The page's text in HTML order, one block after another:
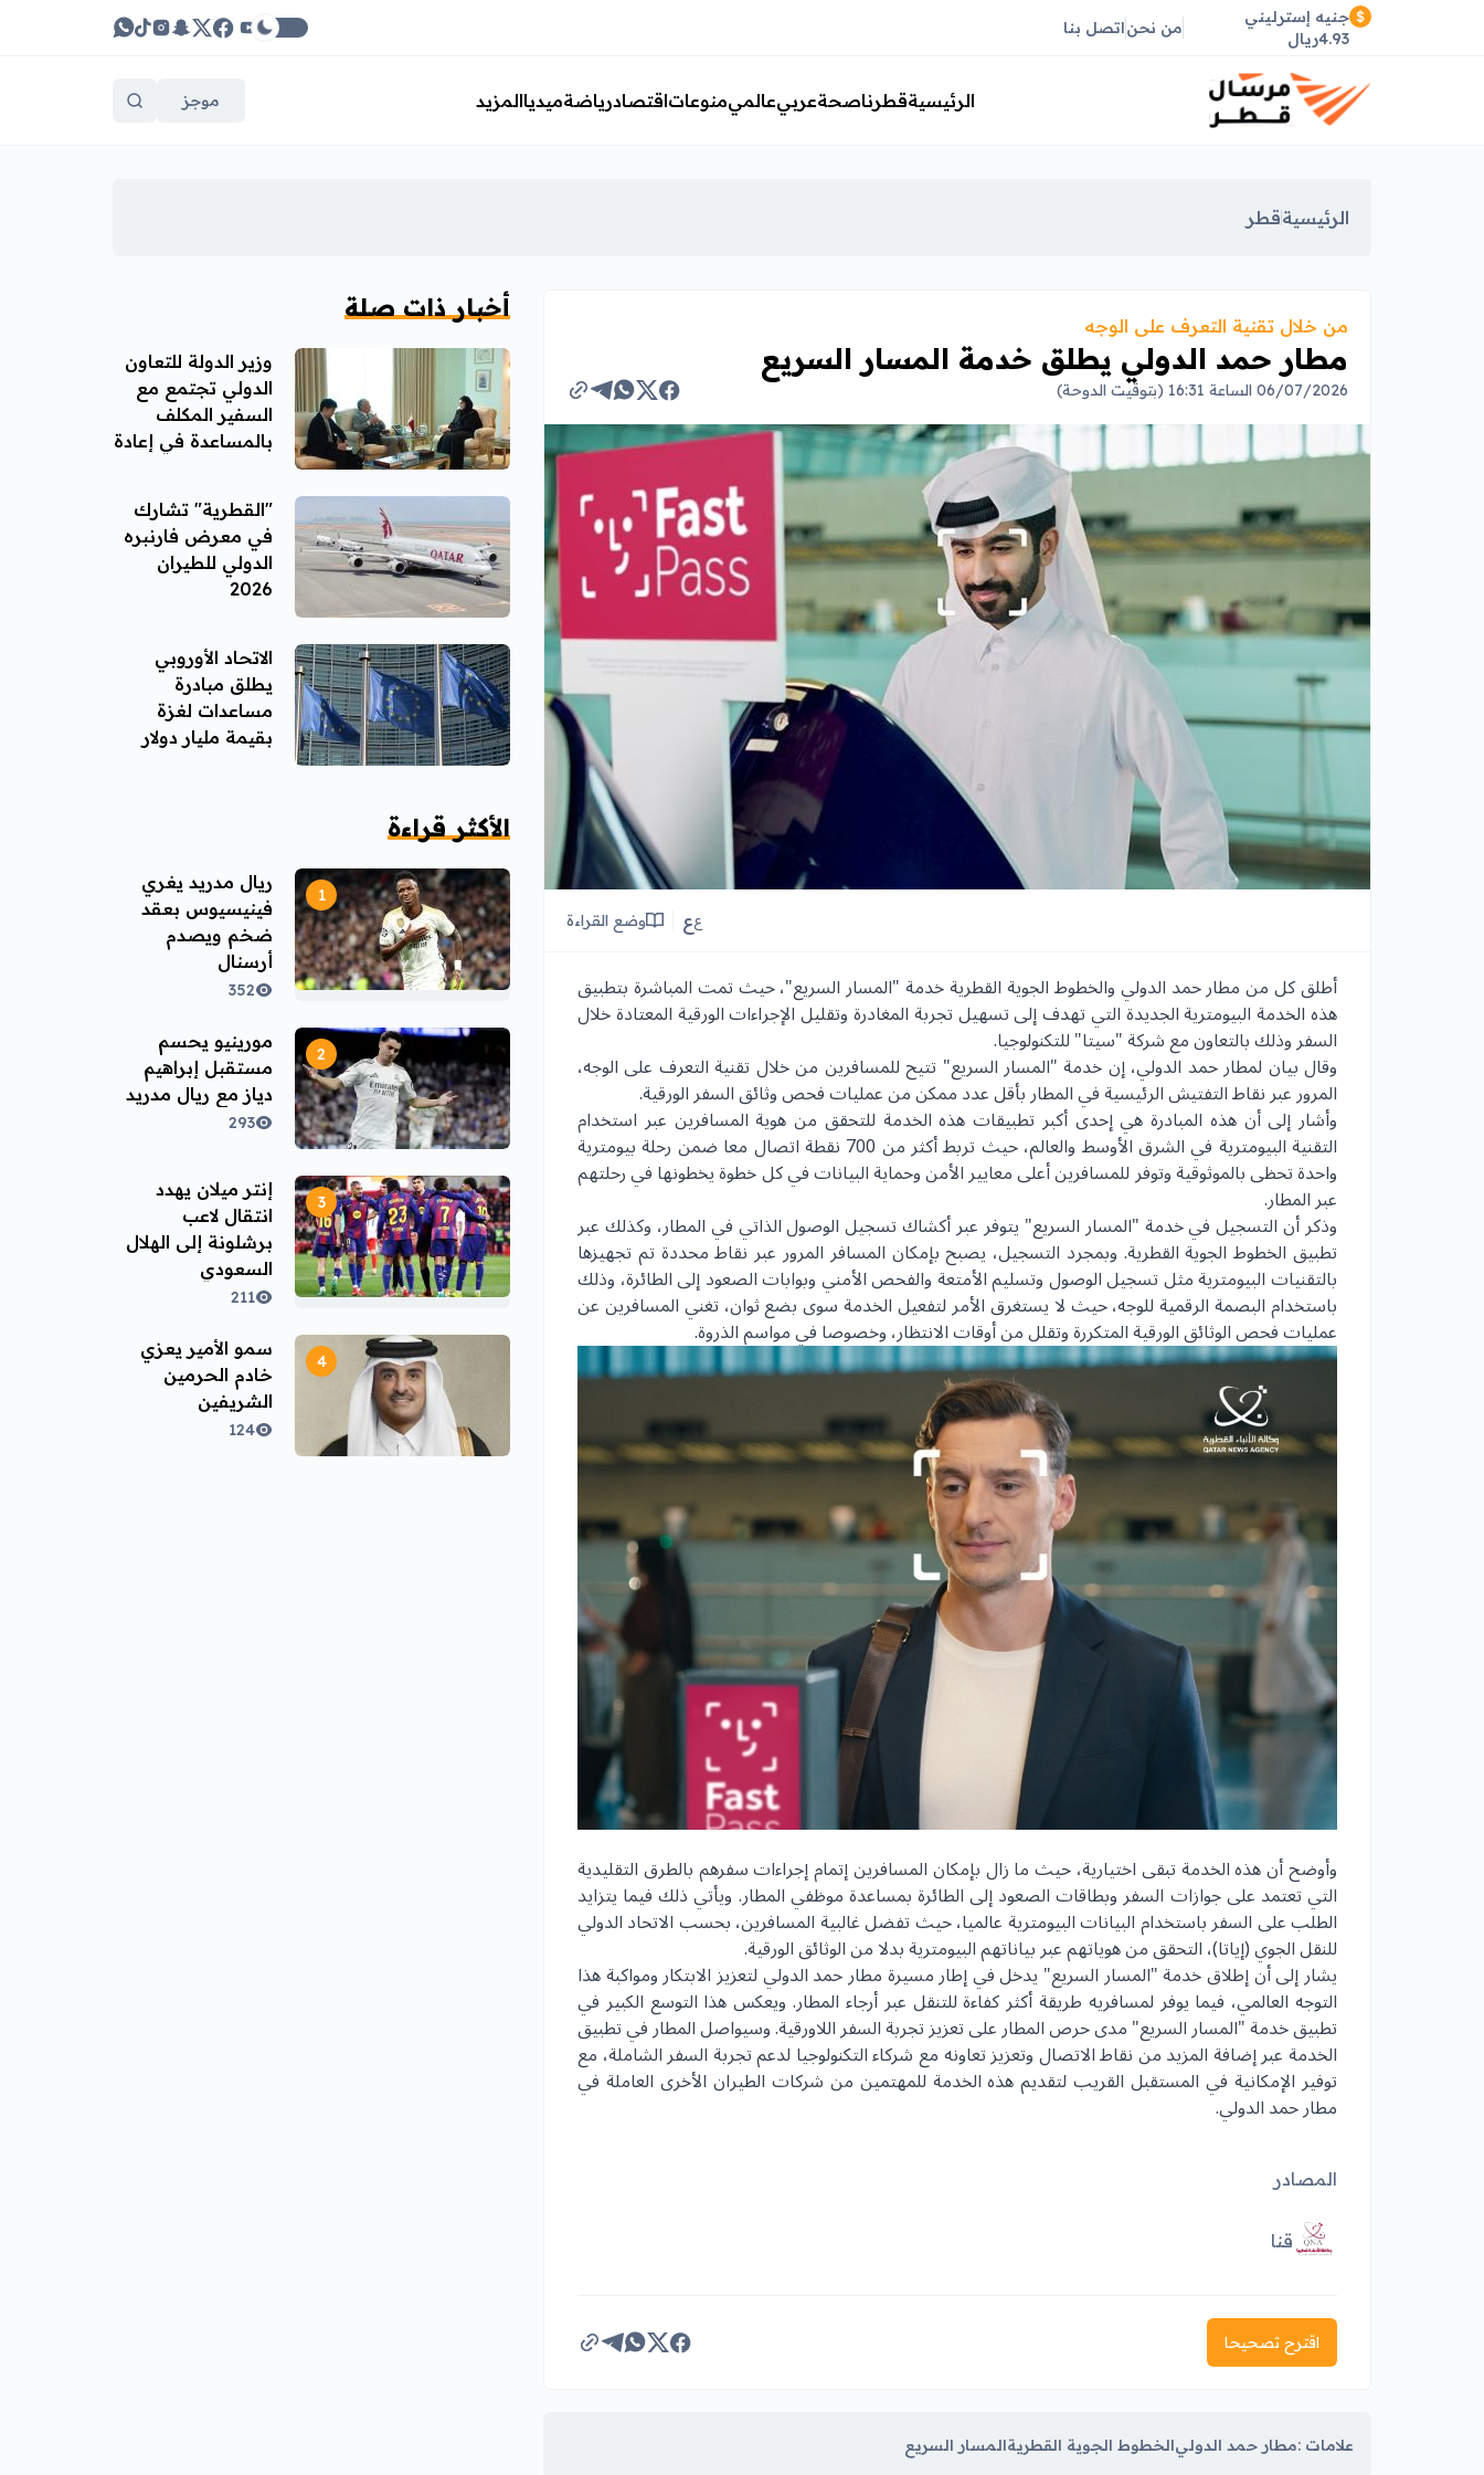
جنيه إسترليني
4.93ريال
من نحناتصل بنا
الرئيسيةقطرناصحةعربيعالميمنوعاتاقتصادرياضةميدياالمزيد موجز
الرئيسيةقطر
من خلال تقنية التعرف على الوجه
مطار حمد الدولي يطلق خدمة المسار السريع
06/07/2026 الساعة 16:31 (بتوقيت الدوحة)
عع وضع القراءة
أطلق كل من مطار حمد الدولي والخطوط الجوية القطرية خدمة "المسار السريع"، حيث تمت المباشرة بتطبيق
هذه الخدمة البيومترية الجديدة التي تهدف إلى تسهيل تجربة المغادرة وتقليل الإجراءات الورقية المعتادة خلال
السفر وذلك بالتعاون مع شركة "سيتا" للتكنولوجيا.
وقال بيان لمطار حمد الدولي، إن خدمة "المسار السريع" تتيح للمسافرين من خلال تقنية التعرف على الوجه،
المرور عبر نقاط التفتيش الرئيسية في المطار بأقل عدد ممكن من عمليات فحص وثائق السفر الورقية.
وأشار إلى أن هذه المبادرة هي إحدى أكبر تطبيقات هذه الخدمة للتحقق من هوية المسافرين عبر استخدام
التقنية البيومترية في الشرق الأوسط والعالم، حيث تربط أكثر من 700 نقطة اتصال معا ضمن رحلة بيومترية
واحدة تحظى بالموثوقية وتوفر للمسافرين أعلى معايير الأمن وحماية البيانات في كل خطوة يخطونها في رحلتهم
عبر المطار.
وذكر أن التسجيل في خدمة "المسار السريع" يتوفر عبر أكشاك تسجيل الوصول الذاتي في المطار، وكذلك عبر
تطبيق الخطوط الجوية القطرية. وبمجرد التسجيل، يصبح بإمكان المسافر المرور عبر نقاط محددة تم تجهيزها
بالتقنيات البيومترية مثل تسجيل الوصول وتسليم الأمتعة والفحص الأمني وبوابات الصعود إلى الطائرة، وذلك
باستخدام البصمة الرقمية للوجه، حيث لا يستغرق الأمر لتفعيل الخدمة سوى بضع ثوان، تغني المسافرين عن
عمليات فحص الوثائق الورقية المتكررة وتقلل من أوقات الانتظار، وخصوصا في مواسم الذروة.
وأوضح أن هذه الخدمة تبقى اختيارية، حيث ما زال بإمكان المسافرين إتمام إجراءات سفرهم بالطرق التقليدية
التي تعتمد على جوازات السفر وبطاقات الصعود إلى الطائرة بمساعدة موظفي المطار. ويأتي ذلك فيما يتزايد
الطلب على السفر باستخدام البيانات البيومترية عالميا، حيث تفضل غالبية المسافرين، بحسب الاتحاد الدولي
للنقل الجوي (إياتا)، التحقق من هوياتهم عبر بياناتهم البيومترية بدلا من الوثائق الورقية.
يشار إلى أن إطلاق خدمة "المسار السريع" يدخل في إطار مسيرة مطار حمد الدولي لتعزيز الابتكار ومواكبة هذا
التوجه العالمي، فيما يوفر لمسافريه طريقة أكثر كفاءة للتنقل عبر أرجاء المطار. ويعكس هذا التوسع الكبير في
تطبيق خدمة "المسار السريع" مدى حرص المطار على تعزيز تجربة السفر اللاورقية. وسيواصل المطار في تطبيق
الخدمة عبر إضافة المزيد من نقاط الاتصال وتعزيز تعاونه مع شركاء التكنولوجيا لدعم تجربة السفر الشاملة، مع
توفير الإمكانية في المستقبل القريب لتقديم هذه الخدمة للمهتمين من شركات الطيران الأخرى العاملة في
مطار حمد الدولي.
المصادر
قنا
اقترح تصحيحا
علامات :مطار حمد الدوليالخطوط الجوية القطريةالمسار السريع
أخبار ذات صلة
وزير الدولة للتعاون
الدولي تجتمع مع
السفير المكلف
بالمساعدة في إعادة
"القطرية" تشارك
في معرض فارنبره
الدولي للطيران
2026
الاتحاد الأوروبي
يطلق مبادرة
مساعدات لغزة
بقيمة مليار دولار
الأكثر قراءة
ريال مدريد يغري
فينيسيوس بعقد
ضخم ويصدم
أرسنال
352
مورينيو يحسم
مستقبل إبراهيم
دياز مع ريال مدريد
293
إنتر ميلان يهدد
انتقال لاعب
برشلونة إلى الهلال
السعودي
211
سمو الأمير يعزي
خادم الحرمين
الشريفين
124